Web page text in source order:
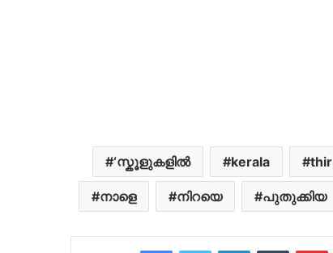
‘സ്കൂളുകളില്‍ kerala
നാളെ നിറയെ പുതുക്കിയ
FacebookTwitter LinkedInTumblr